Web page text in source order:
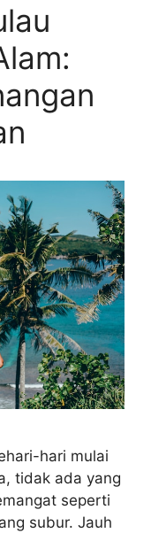
hari mulai
tidak ada yang
seperti
subur. Jauh